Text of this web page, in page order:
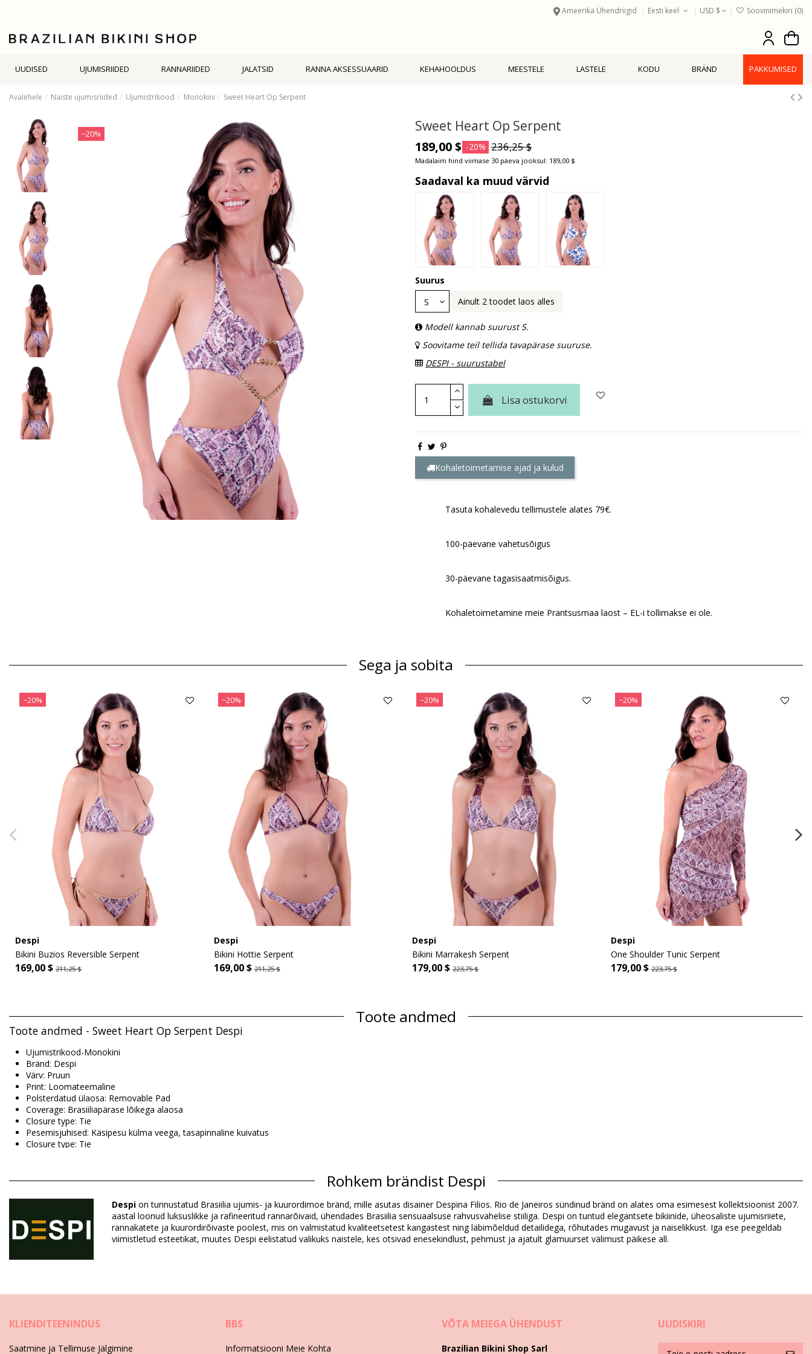
Ameerika Ühendriigid Eesti keel USD $ Soovinimekiri (0)
UUDISED UJUMISRIIDED RANNARIIDED JALATSID RANNA AKSESSUAARID KEHAHOOLDUS MEESTELE LASTELE KODU BRÄND PAKKUMISED
Avalehele Naiste ujumisriided Ujumistrikood Monokini Sweet Heart Op Serpent
−20% Sweet Heart Op Serpent
189,00 $ -20% 236,25 $
Madalaim hind viimase 30 päeva jooksul: 189,00 $
Saadaval ka muud värvid
Suurus
Ainult 2 toodet laos alles
Modell kannab suurust S.
Soovitame teil tellida tavapärase suuruse.
DESPI - suurustabel
Lisa ostukorvi
Kohaletoimetamise ajad ja kulud
Tasuta kohalevedu tellimustele alates 79€.
100-päevane vahetusõigus
30-päevane tagasisaatmisõigus.
Kohaletoimetamine meie Prantsusmaa laost – EL-i tollimakse ei ole.
Sega ja sobita
−20%
Despi
Bikini Buzios Reversible Serpent
169,00 $ 211,25 $
−20%
Despi
Bikini Hottie Serpent
169,00 $211,25 $
−20%
Despi
Bikini Marrakesh Serpent
179,00 $ 223,75 $
−20%
Despi
One Shoulder Tunic Serpent
179,00 $223,75 $
Toote andmed
Toote andmed - Sweet Heart Op Serpent Despi
Ujumistrikood-Monokini
Bränd: Despi
Värv: Pruun
Print: Loomateemaline
Polsterdatud ülaosa: Removable Pad
Coverage: Brasiiliapärase lõikega alaosa
Closure type: Tie
Pesemisjuhised: Käsipesu külma veega, tasapinnaline kuivatus
Closure type: Tie
Koostis
Koostis: 85% Polyamide, 15% Elastane
Vooder: 100% Polyamide
Tootekirjeldus
Osakond: Naistele, Ujumistrikood
SKU: 1981123351
Kaal: 115g / 0.25lb / 4.06oz
Viimistletud fotod
Rohkem brändist Despi
Despi on tunnustatud Brasiilia ujumis- ja kuurordimoe bränd, mille asutas disainer Despina Filios. Rio de Janeiros sündinud bränd on alates oma esimesest kollektsioonist 2007.
aastal loonud luksuslikke ja rafineeritud rannarõivaid, ühendades Brasiilia sensuaalsuse rahvusvahelise stiiliga. Despi on tuntud elegantsete bikiinide, üheosaliste ujumisriiete,
rannakatete ja kuurordirõivaste poolest, mis on valmistatud kvaliteetsetest kangastest ning läbimõeldud detailidega, rõhutades mugavust ja naiselikkust. Iga ese peegeldab
viimistletud esteetikat, muutes Despi eelistatud valikuks naistele, kes otsivad enesekindlust, pehmust ja ajatult glamuurset välimust päikese all.
KLIENDITEENINDUS
Saatmine ja Tellimuse Jälgimine
BBS
Informatsiooni Meie Kohta
VÕTA MEIEGA ÜHENDUST
Brazilian Bikini Shop Sarl
UUDISKIRI